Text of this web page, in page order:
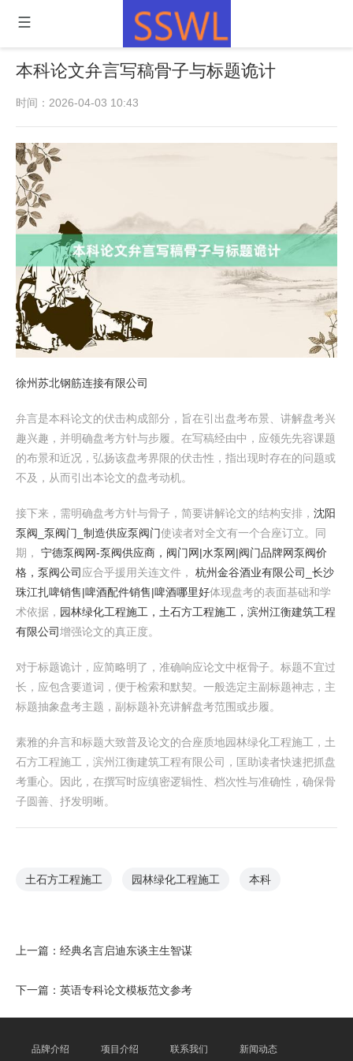
本科论文弁言写稿骨子与标题诡计
时间：2026-04-03 10:43
徐州苏北钢筋连接有限公司
弁言是本科论文的伏击构成部分，旨在引出盘考布景、讲解盘考兴
趣兴趣，并明确盘考方针与步履。在写稿经由中，应领先先容课题
的布景和近况，弘扬该盘考界限的伏击性，指出现时存在的问题或
不及，从而引出本论文的盘考动机。
接下来，需明确盘考方针与骨子，简要讲解论文的结构安排， 沈阳
泵阀_泵阀门_制造供应泵阀门使读者对全文有一个合座订立。同
期， 宁德泵阀网-泵阀供应商，阀门网|水泵网|阀门品牌网泵阀价
格，泵阀公司 应合乎援用关连文件， 杭州金谷酒业有限公司_长沙
珠江扎啤销售|啤酒配件销售|啤酒哪里好体现盘考的表面基础和学
术依据， 园林绿化工程施工，土石方工程施工，滨州江衡建筑工程
有限公司增强论文的真正度。
对于标题诡计，应简略明了，准确响应论文中枢骨子。标题不宜过
长，应包含要道词，便于检索和默契。一般选定主副标题神志，主
标题抽象盘考主题，副标题补充讲解盘考范围或步履。
素雅的弁言和标题大致普及论文的合座质地园林绿化工程施工，土
石方工程施工，滨州江衡建筑工程有限公司，匡助读者快速把抓盘
考重心。因此，在撰写时应缜密逻辑性、档次性与准确性，确保骨
子圆善、抒发明晰。
土石方工程施工 园林绿化工程施工 本科
上一篇： 经典名言启迪东谈主生智谋
下一篇： 英语专科论文模板范文参考
品牌介绍 项目介绍 联系我们 新闻动态